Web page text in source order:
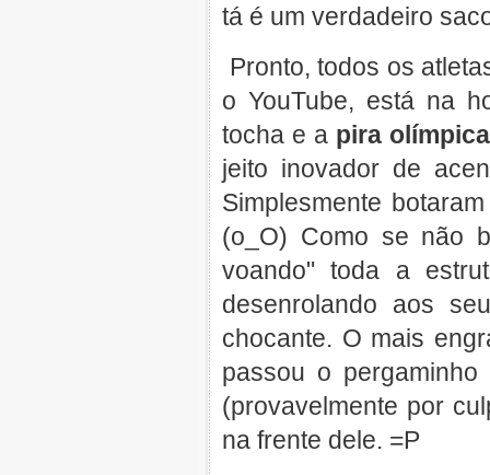
tá é um verdadeiro
Pronto, todos os
o YouTube, está na
tocha e a pira
jeito inovador de
Simplesmente
(o_O) Como se não
voando" toda a
desenrolando aos
chocante. O mais
passou o
(provavelmente por
na frente dele. =P